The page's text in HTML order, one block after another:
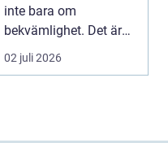
inte bara om
bekvämlighet. Det är
också en fråga om
säk...
02 juli 2026